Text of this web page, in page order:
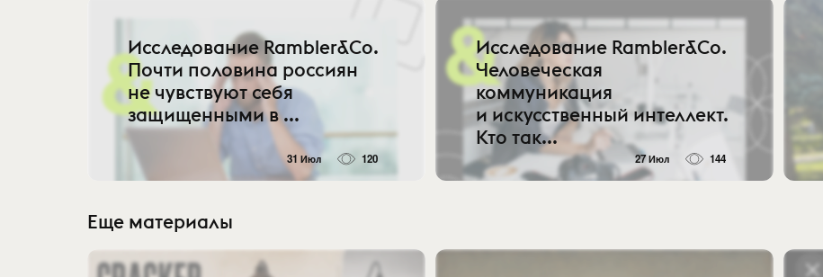
Исследование Rambler&Co.
Почти половина россиян
не чувствуют себя
защищенными в ...
31 Июл 120
Исследование Rambler&Co.
Человеческая
коммуникация
и искусственный интеллект.
Кто так...
27 Июл 144
Еще материалы